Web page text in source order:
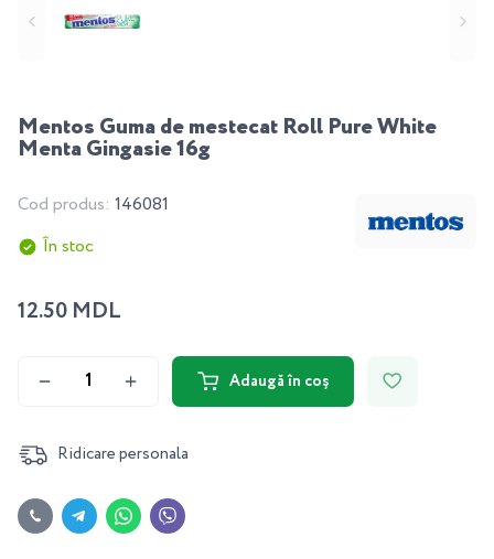
Mentos Guma de mestecat Roll Pure White
Menta Gingasie 16g
Cod produs: 146081
În stoc
12.50 MDL
Adaugă în coș
Ridicare personala